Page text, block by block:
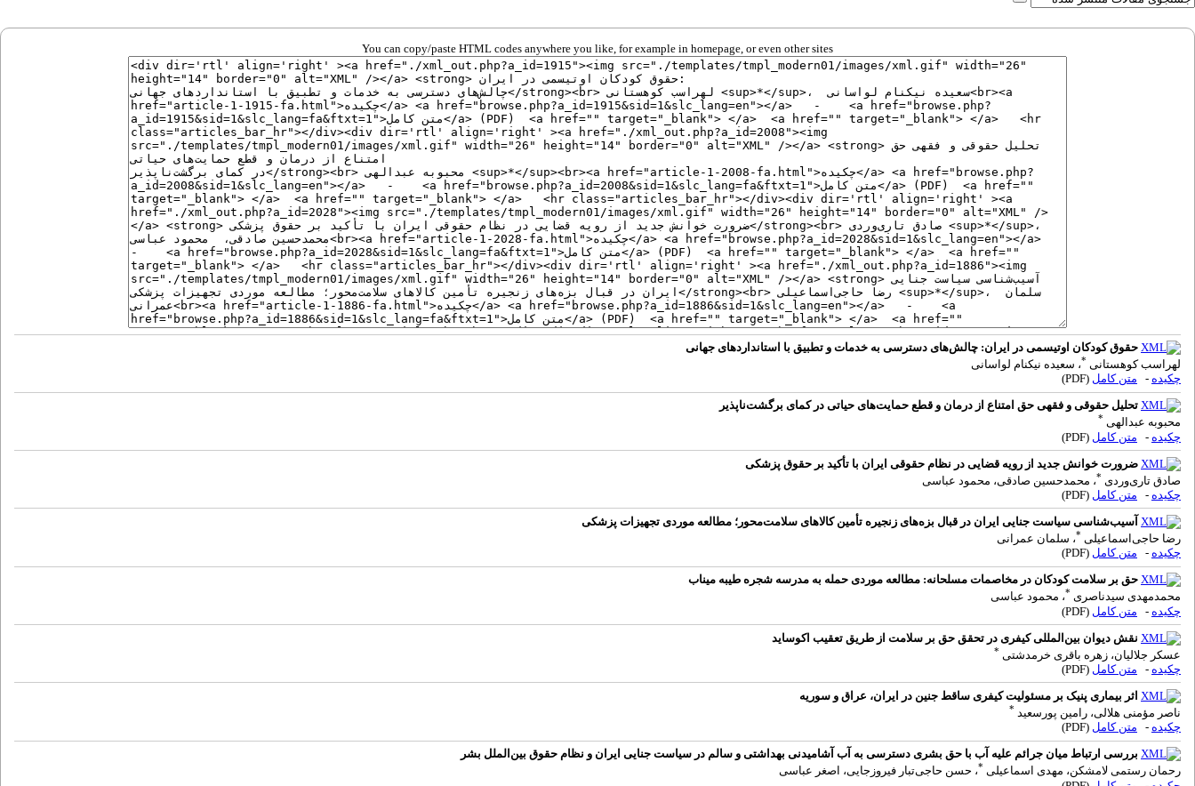
You can copy/paste HTML codes anywhere you like, for example in homepage, or even other sites
حقوق کودکان اوتیسمی در ایران: چالش‌های دسترسی به خدمات و تطبیق با استانداردهای جهانی
لهراسب کوهستانی *، سعیده نیکنام لواسانی
چکیده - متن کامل (PDF)
تحلیل حقوقی و فقهی حق امتناع از درمان و قطع حمایت‌های حیاتی در کمای برگشت‌ناپذیر
محبوبه عبدالهی *
چکیده - متن کامل (PDF)
ضرورت خوانش جدید از رویه قضایی در نظام حقوقی ایران با تأکید بر حقوق پزشکی
صادق تاری‌وردی *، محمدحسین صادقی، محمود عباسی
چکیده - متن کامل (PDF)
آسیب‌شناسی سیاست جنایی ایران در قبال بزه‌های زنجیره تأمین کالاهای سلامت‌محور؛ مطالعه موردی تجهیزات پزشکی
رضا حاجی‌اسماعیلی *، سلمان عمرانی
چکیده - متن کامل (PDF)
حق بر سلامت کودکان در مخاصمات مسلحانه: مطالعه موردی حمله به مدرسه شجره طیبه میناب
محمدمهدی سیدناصری *، محمود عباسی
چکیده - متن کامل (PDF)
نقش دیوان بین‌المللی کیفری در تحقق حق بر سلامت از طریق تعقیب اکوساید
عسکر جلالیان، زهره باقری خرمدشتی *
چکیده - متن کامل (PDF)
اثر بیماری پنیک بر مسئولیت کیفری ساقط‌ جنین در ایران، عراق و سوریه
ناصر مؤمنی هلالی، رامین پورسعید *
چکیده - متن کامل (PDF)
بررسی ارتباط میان جرائم علیه آب با حق بشری دسترسی به آب آشامیدنی بهداشتی و سالم در سیاست جنایی ایران و نظام حقوق بین‌الملل بشر
رحمان رستمی لامشکن‌، مهدی اسماعیلی *، حسن حاجی‌تبار فیروزجایی، اصغر عباسی